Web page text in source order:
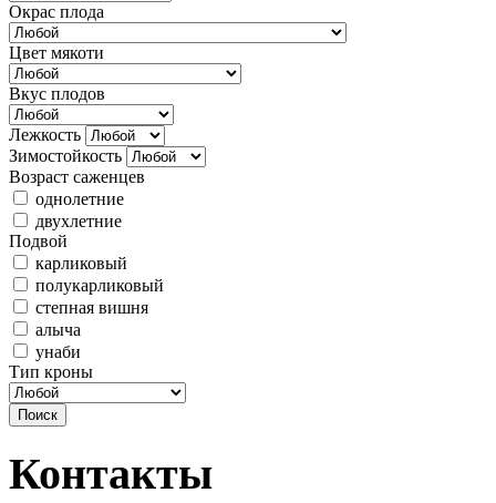
Окрас плода
Цвет мякоти
Вкус плодов
Лежкость
Зимостойкость
Возраст саженцев
однолетние
двухлетние
Подвой
карликовый
полукарликовый
степная вишня
алыча
унаби
Тип кроны
Контакты